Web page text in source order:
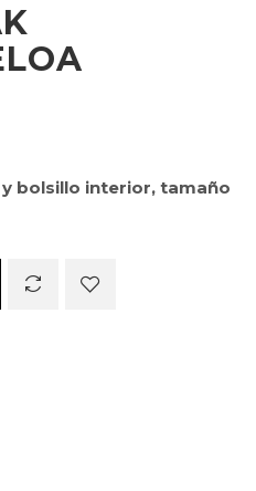
bolsillo interior, tamaño